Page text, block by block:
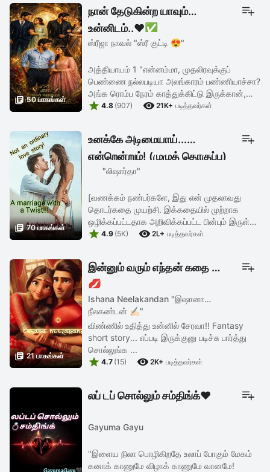
 50 பாகங்கள்
நான் தேடுகின்ற யாவும்
உன்னிடம்..❤️✅
ஸ்ரீஜா நாவல் "ஸ்ரீ குட்டி 😍"
அத்தியாயம் 1 "என்னம்மா, முதலிரவுக்குப்
பெண்ணை நல்லபடியா அலங்காரம் பண்ணியாச்சா?
அங்க ரொம்ப நேரம் காத்துக்கிட்டு இருக்கான்,
சீக்கிரம் சீக்கிரம்!" என்று தன் கம்பீரக் குரலில்
 4.8 (907)  21K+ படித்தவர்கள்
 70 பாகங்கள்
உனக்கே அடிமையாய்...
என்றென்றும்! (முழுத் தொகுப்பு)
"லிஷார்தா"
[வணக்கம் நண்பர்களே, இது என் முதலாவது
தொடர்கதை முயற்சி. இக்கதையில் முற்றாக
ஒழிக்கப்பட்டதாக அறிவிக்கப்பட்ட பின்பும் இருள்
வலைத்தளங்களின்(Dark web sites) ஊடாக
 4.9 (5K)  2L+ படித்தவர்கள்
 21 பாகங்கள்
இன்னும் வரும் எந்தன் கதை 💞
💋
Ishana Neelakandan "இஷானா
நீலகண்டன் ✍🏻️"
விண்ணில் உதித்து உன்னில் சேரவா!! Fantasy
short story... எப்படி இருக்குனு படிச்சு பார்த்து
சொல்லுங்க ...
 4.7 (15)  2K+ படித்தவர்கள்
லப் டப் சொல்லும் சம்திங்க்❤️
Gayuma Gayu
"இளைய நிலா பொழிகிறதே உலாப் போகும் மேகம்
கனாக் காணுமே விழாக் காணுமே வானமே!